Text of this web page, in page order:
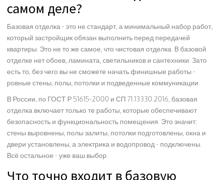
самом деле?
Базовая отделка - это не стандарт, а минимальный набор работ,
который застройщик обязан выполнить перед передачей
квартиры. Это не то же самое, что чистовая отделка. В базовой
отделке нет обоев, ламината, светильников и сантехники. Зато
есть то, без чего вы не сможете начать финишные работы -
ровные стены, полы, потолки и подведенные коммуникации.
В России, по ГОСТ Р 51615-2000 и СП 71.13330.2016, базовая
отделка включает только те работы, которые обеспечивают
безопасность и функциональность помещения. Это значит:
стены выровнены, полы залиты, потолки подготовлены, окна и
двери установлены, а электрика и водопровод - подключены.
Всё остальное - уже ваш выбор.
Что точно входит в базовую